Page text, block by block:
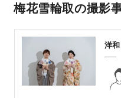
梅花雪輪取の撮影
洋